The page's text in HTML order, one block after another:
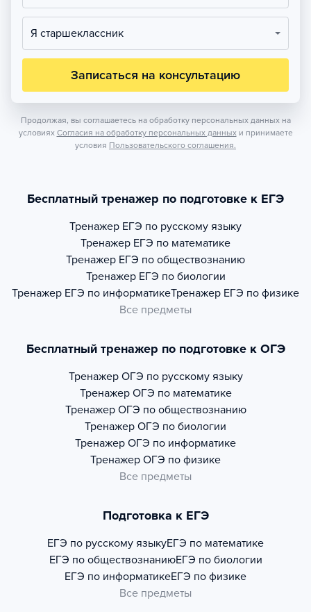
Я старшеклассник
Записаться на консультацию
Продолжая, вы соглашаетесь на обработку персональных данных на
условиях Согласия на обработку персональных данных и принимаете
условия Пользовательского соглашения.
Бесплатный тренажер по подготовке к ЕГЭ
Тренажер ЕГЭ по русскому языку
Тренажер ЕГЭ по математике
Тренажер ЕГЭ по обществознанию
Тренажер ЕГЭ по биологии
Тренажер ЕГЭ по информатикеТренажер ЕГЭ по физике
Все предметы
Бесплатный тренажер по подготовке к ОГЭ
Тренажер ОГЭ по русскому языку
Тренажер ОГЭ по математике
Тренажер ОГЭ по обществознанию
Тренажер ОГЭ по биологии
Тренажер ОГЭ по информатике
Тренажер ОГЭ по физике
Все предметы
Подготовка к ЕГЭ
ЕГЭ по русскому языкуЕГЭ по математике
ЕГЭ по обществознаниюЕГЭ по биологии
ЕГЭ по информатикеЕГЭ по физике
Все предметы